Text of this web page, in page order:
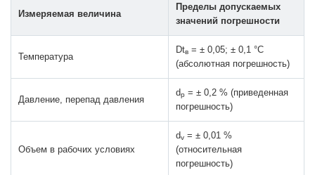
Измеряемая величина
Пределы допускаемых
значений погрешности
Температура
Dtв = ± 0,05; ± 0,1 °С
(абсолютная погрешность)
Давление, перепад давления
dр = ± 0,2 % (приведенная
погрешность)
Объем в рабочих условиях
dv = ± 0,01 %
(относительная
погрешность)